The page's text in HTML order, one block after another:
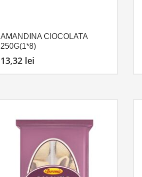
AMANDINA CIOCOLATA
250G(1*8)
13,32 lei